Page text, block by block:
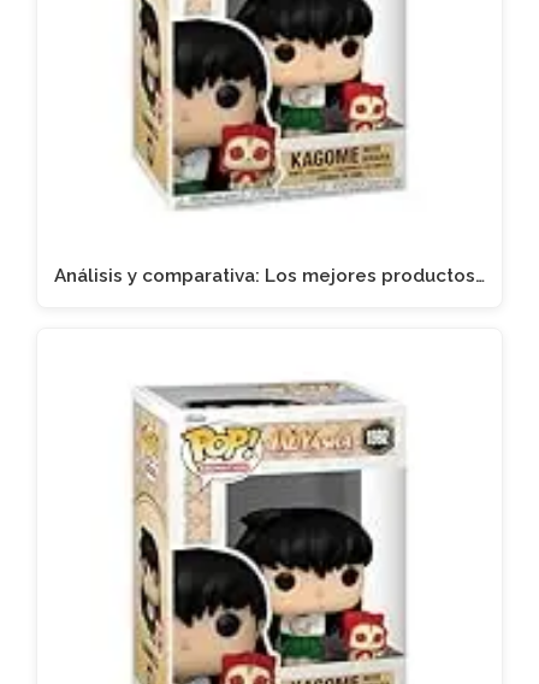
Análisis y comparativa: Los mejores productos…